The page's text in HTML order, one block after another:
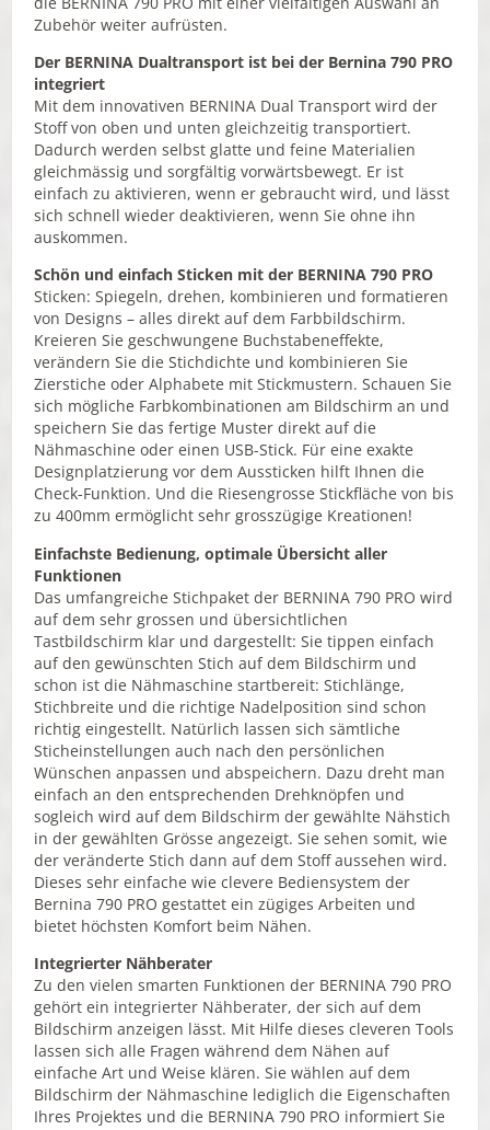
Zubehör weiter aufrüsten.
Der BERNINA Dualtransport ist bei der Bernina 790 PRO
integriert
Mit dem innovativen BERNINA Dual Transport wird der
Stoff von oben und unten gleichzeitig transportiert.
Dadurch werden selbst glatte und feine Materialien
gleichmässig und sorgfältig vorwärtsbewegt. Er ist
einfach zu aktivieren, wenn er gebraucht wird, und lässt
sich schnell wieder deaktivieren, wenn Sie ohne ihn
auskommen.
Schön und einfach Sticken mit der BERNINA 790 PRO
Sticken: Spiegeln, drehen, kombinieren und formatieren
von Designs – alles direkt auf dem Farbbildschirm.
Kreieren Sie geschwungene Buchstabeneffekte,
verändern Sie die Stichdichte und kombinieren Sie
Zierstiche oder Alphabete mit Stickmustern. Schauen Sie
sich mögliche Farbkombinationen am Bildschirm an und
speichern Sie das fertige Muster direkt auf die
Nähmaschine oder einen USB-Stick. Für eine exakte
Designplatzierung vor dem Aussticken hilft Ihnen die
Check-Funktion. Und die Riesengrosse Stickfläche von bis
zu 400mm ermöglicht sehr grosszügige Kreationen!
Einfachste Bedienung, optimale Übersicht aller
Funktionen
Das umfangreiche Stichpaket der BERNINA 790 PRO wird
auf dem sehr grossen und übersichtlichen
Tastbildschirm klar und dargestellt: Sie tippen einfach
auf den gewünschten Stich auf dem Bildschirm und
schon ist die Nähmaschine startbereit: Stichlänge,
Stichbreite und die richtige Nadelposition sind schon
richtig eingestellt. Natürlich lassen sich sämtliche
Sticheinstellungen auch nach den persönlichen
Wünschen anpassen und abspeichern. Dazu dreht man
einfach an den entsprechenden Drehknöpfen und
sogleich wird auf dem Bildschirm der gewählte Nähstich
in der gewählten Grösse angezeigt. Sie sehen somit, wie
der veränderte Stich dann auf dem Stoff aussehen wird.
Dieses sehr einfache wie clevere Bediensystem der
Bernina 790 PRO gestattet ein zügiges Arbeiten und
bietet höchsten Komfort beim Nähen.
Integrierter Nähberater
Zu den vielen smarten Funktionen der BERNINA 790 PRO
gehört ein integrierter Nähberater, der sich auf dem
Bildschirm anzeigen lässt. Mit Hilfe dieses cleveren Tools
lassen sich alle Fragen während dem Nähen auf
einfache Art und Weise klären. Sie wählen auf dem
Bildschirm der Nähmaschine lediglich die Eigenschaften
Ihres Projektes und die BERNINA 790 PRO informiert Sie